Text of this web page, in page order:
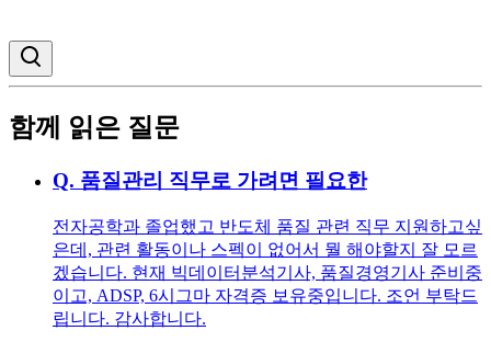
함께 읽은 질문
Q. 품질관리 직무로 가려면 필요한
전자공학과 졸업했고 반도체 품질 관련 직무 지원하고싶
은데, 관련 활동이나 스펙이 없어서 뭘 해야할지 잘 모르
겠습니다. 현재 빅데이터분석기사, 품질경영기사 준비중
이고, ADSP, 6시그마 자격증 보유중입니다. 조언 부탁드
립니다. 감사합니다.